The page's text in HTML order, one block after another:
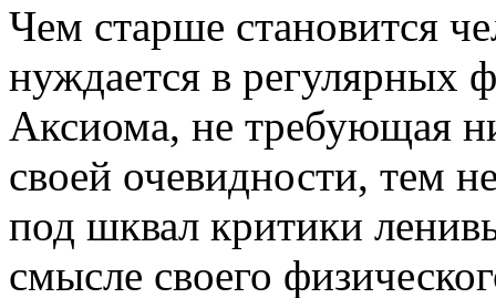
Чем старше становится
нуждается в регулярных
Аксиома, не требующая
своей очевидности, тем
под шквал критики
смысле своего